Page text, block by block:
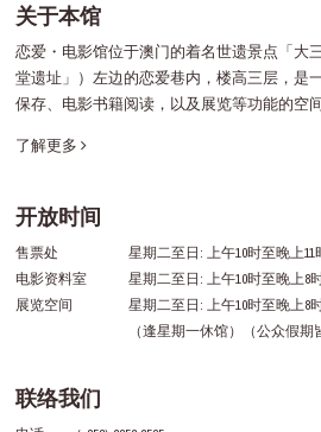
关于本馆
恋爱・电影馆位于澳门的着名世遗景点「大
堂遗址」）左边的恋爱巷内，楼高三层，是
保存、电影书籍阅读，以及展览等功能的空间
了解更多
开放时间
售票处
星期二至日: 上午10时至晚上11
电影资料室
星期二至日: 上午10时至晚上8
展览空间
星期二至日: 上午10时至晚上8
（逢星期一休馆）（公众假期
联络我们